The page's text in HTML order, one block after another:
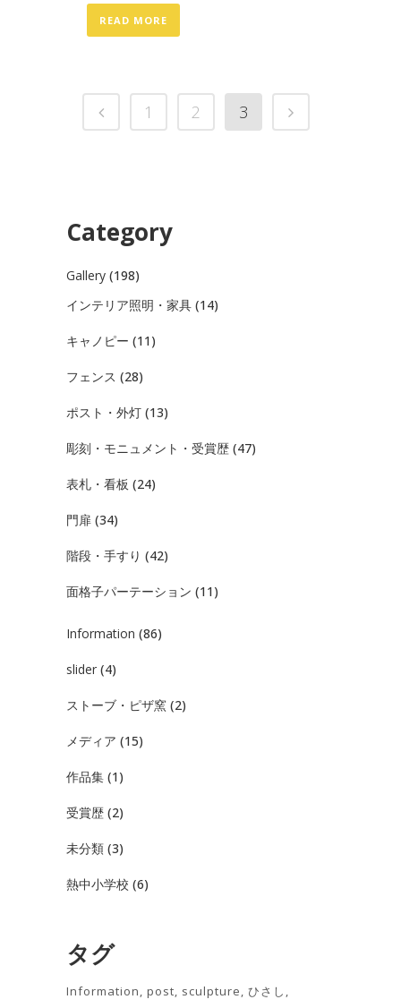
READ MORE
1 2 3
Category
Gallery (198)
インテリア照明・家具 (14)
キャノピー (11)
フェンス (28)
ポスト・外灯 (13)
彫刻・モニュメント・受賞歴 (47)
表札・看板 (24)
門扉 (34)
階段・手すり (42)
面格子パーテーション (11)
Information (86)
slider (4)
ストーブ・ピザ窯 (2)
メディア (15)
作品集 (1)
受賞歴 (2)
未分類 (3)
熱中小学校 (6)
タグ
Information post sculpture ひさし